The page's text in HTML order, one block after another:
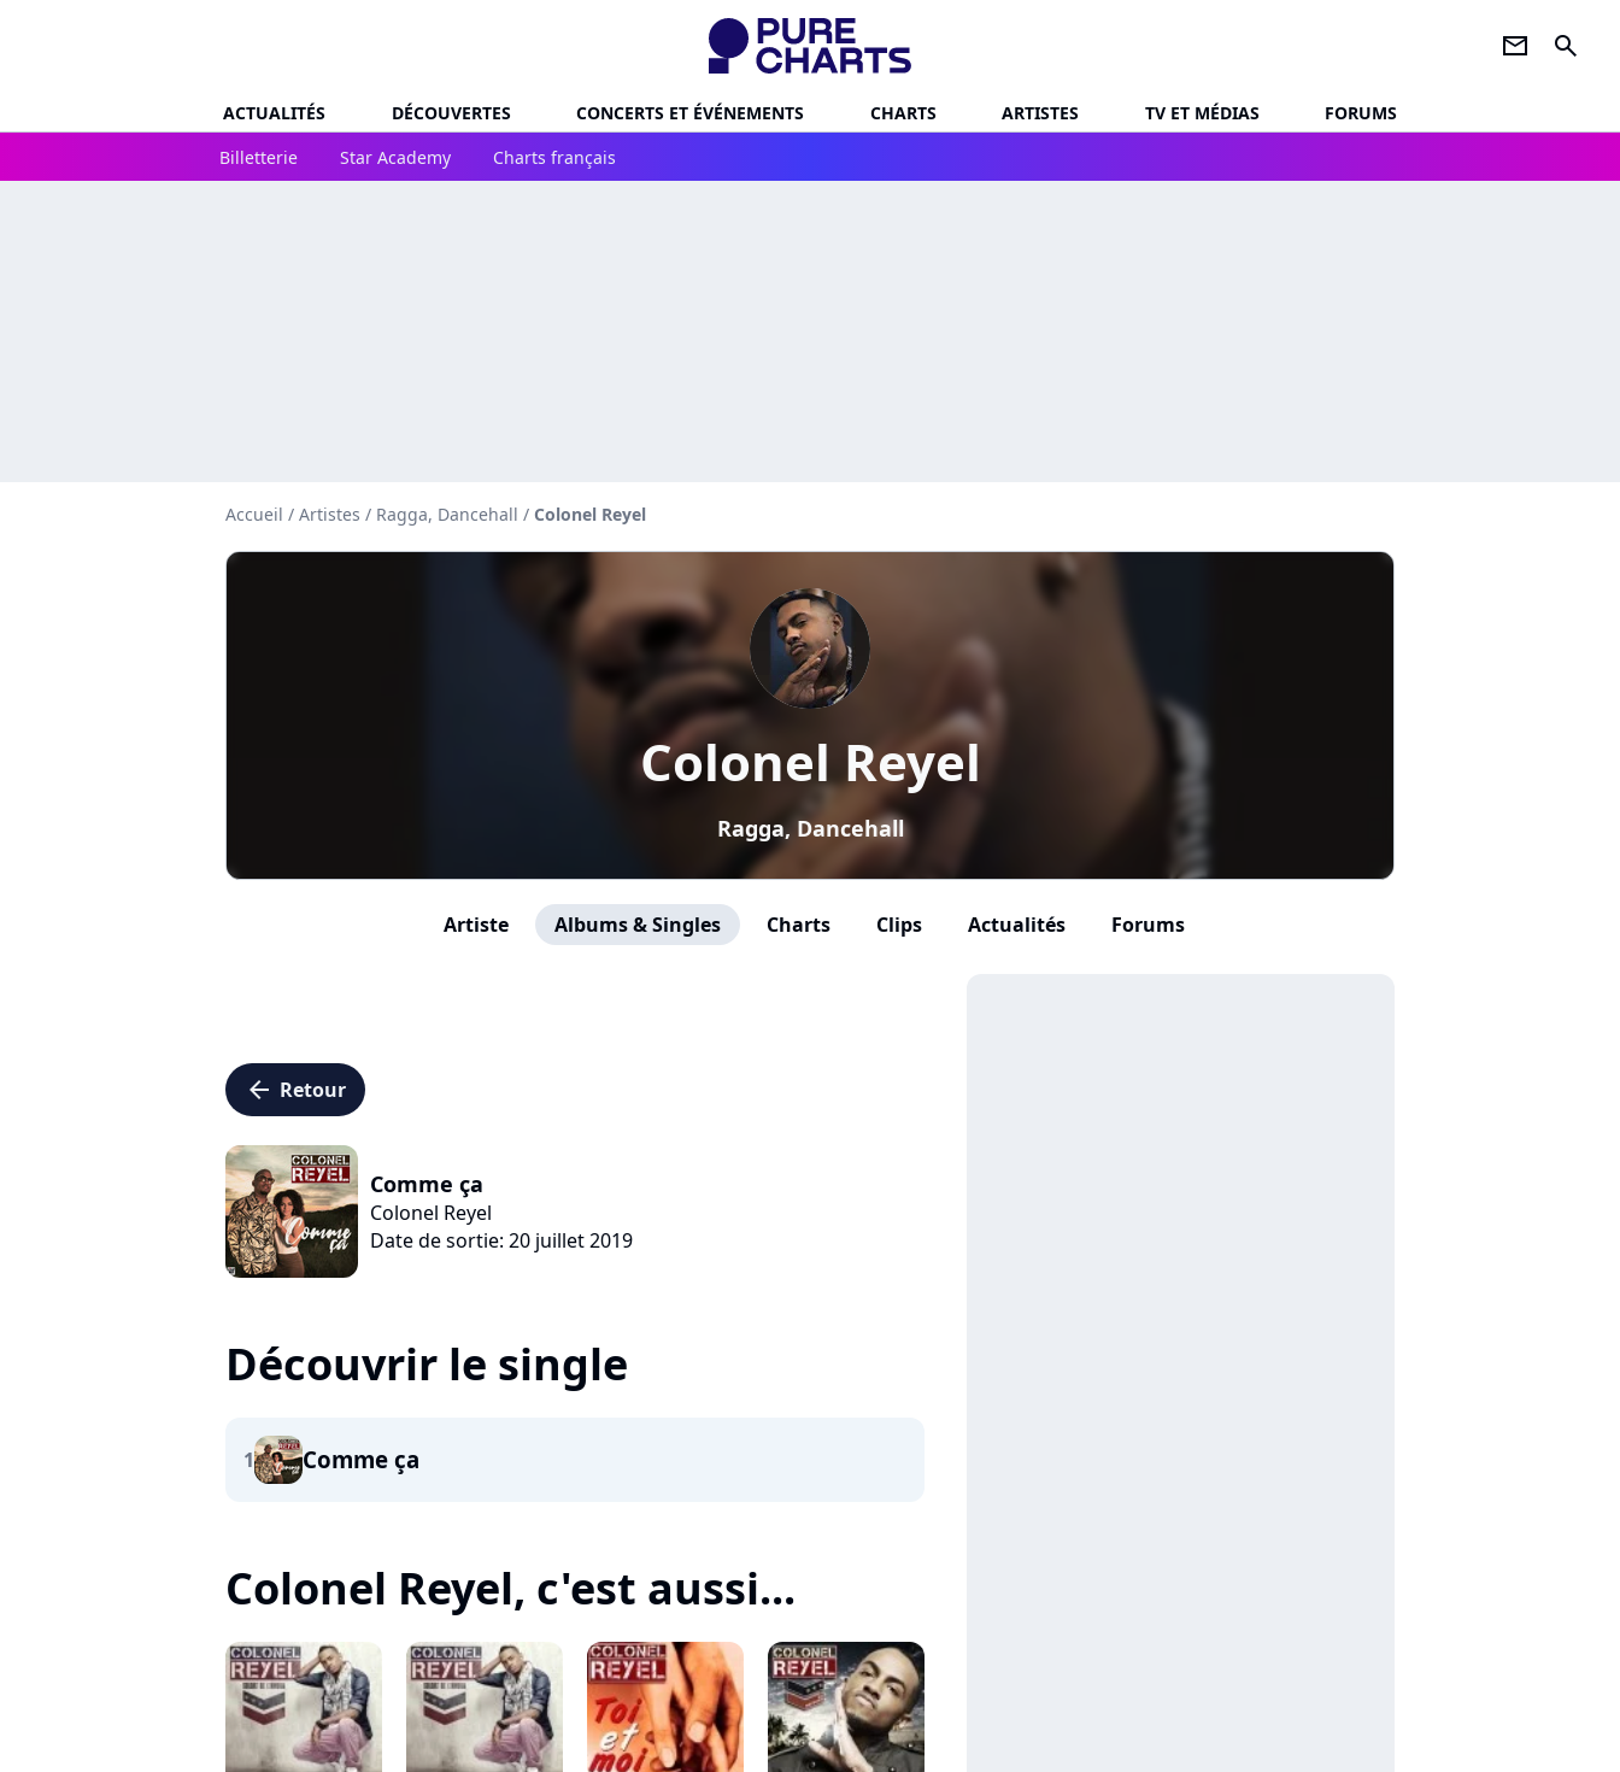
newsletter search
ACTUALITÉS DÉCOUVERTES CONCERTS ET ÉVÉNEMENTS CHARTS ARTISTES TV ET MÉDIAS
FORUMS
Billetterie
Star Academy Charts français
Accueil / Artistes / Ragga, Dancehall / Colonel Reyel
Colonel Reyel
Ragga, Dancehall
Artiste Albums & Singles Charts Clips Actualités Forums
arrow_left Retour
Comme ça
Colonel Reyel
Date de sortie: 20 juillet 2019
Découvrir le single
1 Comme ça
Colonel Reyel, c'est aussi...